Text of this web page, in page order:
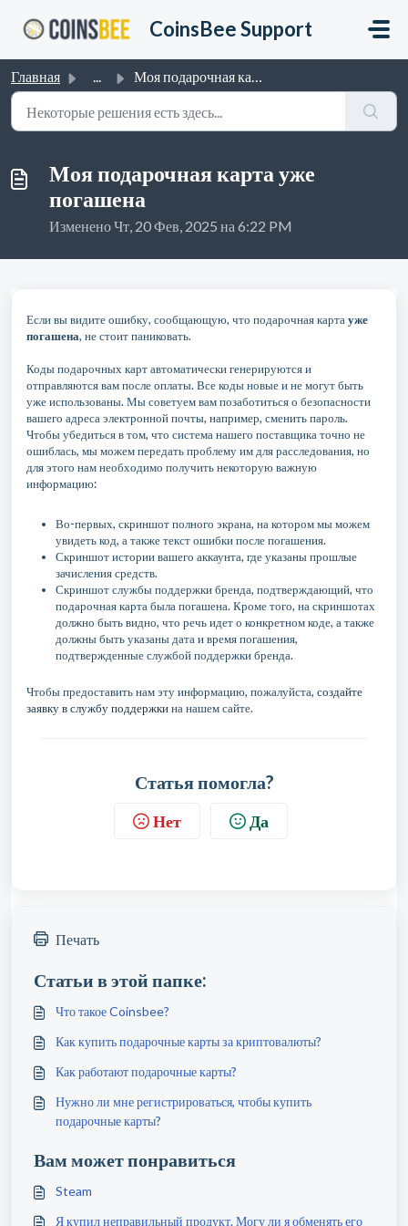
CoinsBee Support
Главная ... Моя подарочная карта уже погашена
Моя подарочная карта уже
погашена
Изменено Чт, 20 Фев, 2025 на 6:22 PM
Если вы видите ошибку, сообщающую, что подарочная карта уже
погашена, не стоит паниковать.
Коды подарочных карт автоматически генерируются и
отправляются вам после оплаты. Все коды новые и не могут быть
уже использованы. Мы советуем вам позаботиться о безопасности
вашего адреса электронной почты, например, сменить пароль.
Чтобы убедиться в том, что система нашего поставщика точно не
ошиблась, мы можем передать проблему им для расследования, но
для этого нам необходимо получить некоторую важную
информацию:
Во-первых, скриншот полного экрана, на котором мы можем
увидеть код, а также текст ошибки после погашения.
Скриншот истории вашего аккаунта, где указаны прошлые
зачисления средств.
Скриншот службы поддержки бренда, подтверждающий, что
подарочная карта была погашена. Кроме того, на скриншотах
должно быть видно, что речь идет о конкретном коде, а также
должны быть указаны дата и время погашения,
подтвержденные службой поддержки бренда.
Чтобы предоставить нам эту информацию, пожалуйста, создайте
заявку в службу поддержкина нашем сайте.
Статья помогла?
Нет Да
Печать
Статьи в этой папке:
Что такое Coinsbee?
Как купить подарочные карты за криптовалюты?
Как работают подарочные карты?
Нужно ли мне регистрироваться, чтобы купить
подарочные карты?
Вам может понравиться
Steam
Я купил неправильный продукт. Могу ли я обменять его